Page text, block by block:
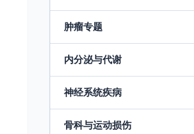
肿瘤专题
内分泌与代谢
神经系统疾病
骨科与运动损伤